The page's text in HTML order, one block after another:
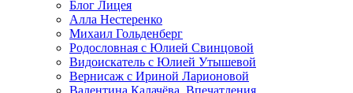
Блог Лицея
Алла Нестеренко
Михаил Гольденберг
Родословная с Юлией Свинцовой
Видоискатель с Юлией Утышевой
Вернисаж с Ириной Ларионовой